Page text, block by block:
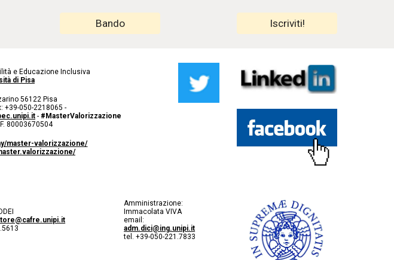
Bando Iscriviti!
e Educazione Inclusiva
di Pisa
56122 Pisa
+39-050-2218065 -
- #MasterValorizzazione
80003670504
master-valorizzazione/
Amministrazione:
Immacolata VIVA
email:
adm.dici@ing.unipi.it
tel. +39-050-221.7833